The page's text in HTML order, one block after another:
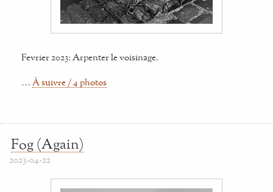
Fevrier 2023: Arpenter le voisinage.
… À suivre / 4 photos
Fog (Again)
2023-04-22